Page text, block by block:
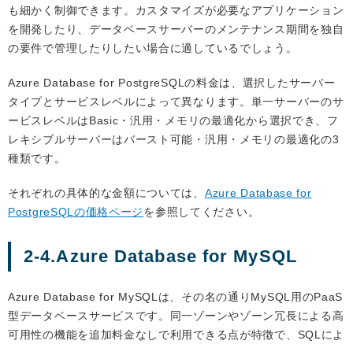
も細かく制御できます。カスタマイズが必要なアプリケーション
を開発したり、データベースサーバーのメンテナンス期間を独自
の要件で管理したりしたい場合に適しているでしょう。
Azure Database for PostgreSQLの料金は、選択したサーバー
タイプとサービスレベルによって異なります。単一サーバーのサ
ービスレベルはBasic・汎用・メモリの最適化から選択でき、フ
レキシブルサーバーはバースト可能・汎用・メモリの最適化の3
種類です。
それぞれの具体的な金額については、 Azure Database for
PostgreSQLの価格ページを参照してください。
2-4.Azure Database for MySQL
Azure Database for MySQLは、その名の通りMySQL用のPaaS
型データベースサービスです。同一ゾーンやゾーン冗長による高
可用性の機能を追加料金なしで利用できる点が特徴で、SQLによ